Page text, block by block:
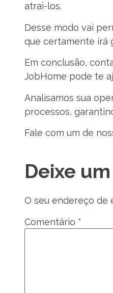
atrai-los.
Desse modo vai
que certamente irá
Em conclusão,
JobHome pode te
Analisamos sua
processos,
Fale com um de
Deixe
O seu endereço de
Comentário *